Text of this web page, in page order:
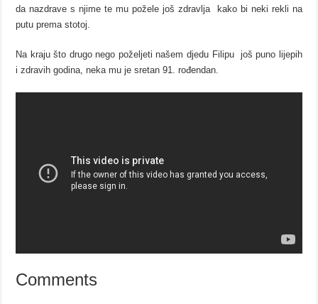
da nazdrave s njime te mu požele još zdravlja kako bi neki rekli na
putu prema stotoj.
Na kraju što drugo nego poželjeti našem djedu Filipu još puno lijepih
i zdravih godina, neka mu je sretan 91. rođendan.
Comments